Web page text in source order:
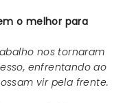
o melhor para
nos tornaram
enfrentando ao
vir pela frente.